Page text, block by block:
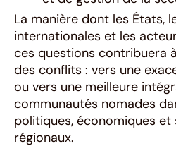
La manière dont les États,
internationales et les
ces questions contribuera
des conflits : vers une
ou vers une meilleure
communautés nomades
politiques, économiques et
régionaux.